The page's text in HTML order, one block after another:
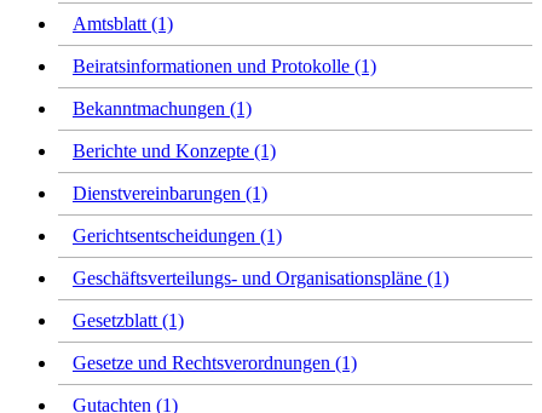
Amtsblatt (1)
Beiratsinformationen und Protokolle (1)
Bekanntmachungen (1)
Berichte und Konzepte (1)
Dienstvereinbarungen (1)
Gerichtsentscheidungen (1)
Geschäftsverteilungs- und Organisationspläne (1)
Gesetzblatt (1)
Gesetze und Rechtsverordnungen (1)
Gutachten (1)